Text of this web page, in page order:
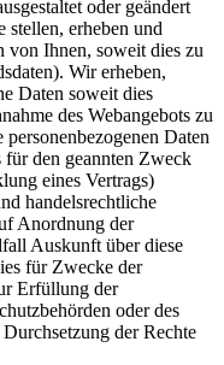
oder geändert
stellen, erheben und
von Ihnen, soweit dies zu
Wir erheben,
Daten soweit dies
des Webangebots zu
Daten
für den geannten Zweck
eines Vertrags)
handelsrechtliche
Anordnung der
Auskunft über diese
für Zwecke der
Erfüllung der
oder des
der Rechte